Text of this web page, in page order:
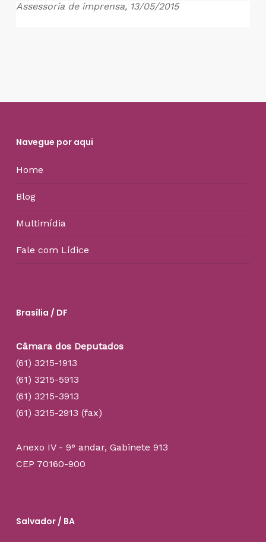
Assessoria de imprensa, 13/05/2015
Navegue por aqui
Home
Blog
Multimídia
Fale com Lídice
Brasília / DF
Câmara dos Deputados
(61) 3215-1913
(61) 3215-5913
(61) 3215-3913
(61) 3215-2913 (fax)
Anexo IV - 9° andar, Gabinete 913
CEP 70160-900
Salvador / BA